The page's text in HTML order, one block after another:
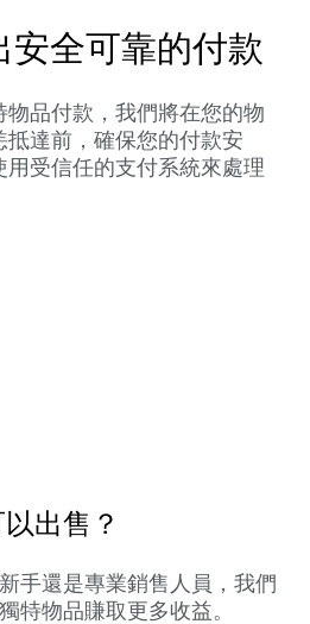
安全可靠的付款
物品付款，我們將在您的物
抵達前，確保您的付款安
用受信任的支付系統來處理
出售？
手還是專業銷售人員，我們
特物品賺取更多收益。